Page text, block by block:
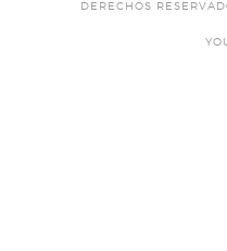
DERECHOS